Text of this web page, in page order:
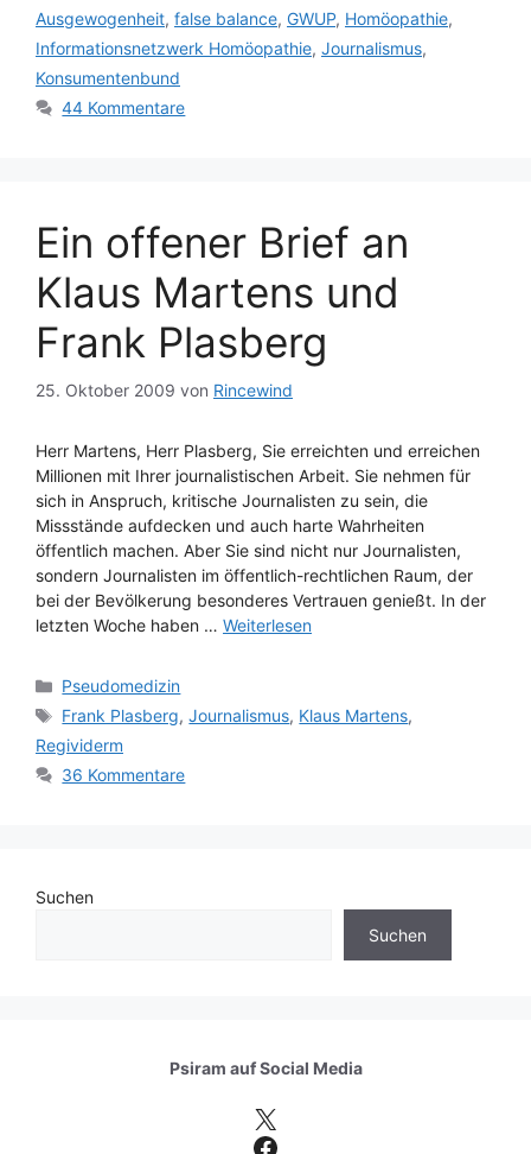
Ausgewogenheit, false balance, GWUP, Homöopathie,
Informationsnetzwerk Homöopathie, Journalismus,
Konsumentenbund
44 Kommentare
Ein offener Brief an
Klaus Martens und
Frank Plasberg
25. Oktober 2009 von Rincewind
Herr Martens, Herr Plasberg, Sie erreichten und erreichen
Millionen mit Ihrer journalistischen Arbeit. Sie nehmen für
sich in Anspruch, kritische Journalisten zu sein, die
Missstände aufdecken und auch harte Wahrheiten
öffentlich machen. Aber Sie sind nicht nur Journalisten,
sondern Journalisten im öffentlich-rechtlichen Raum, der
bei der Bevölkerung besonderes Vertrauen genießt. In der
letzten Woche haben … Weiterlesen
Kategorien
Pseudomedizin
Schlagwörter
Frank Plasberg,Journalismus, Klaus Martens,
Regividerm
36 Kommentare
Suchen
Suchen
Psiram aufSocial Media
X
Facebook